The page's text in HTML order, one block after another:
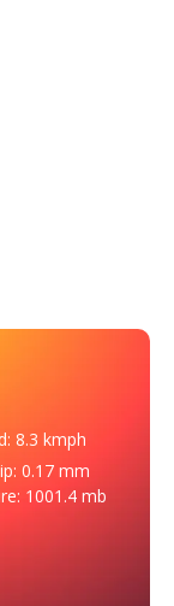
8.3 kmph
0.17 mm
1001.4 mb